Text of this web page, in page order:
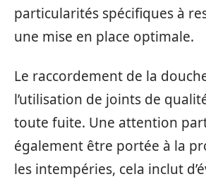
particularités spécifiques à
une mise en place optimale.
Le raccordement de la
l’utilisation de joints de
toute fuite. Une attention
également être portée à la
les intempéries, cela inclut